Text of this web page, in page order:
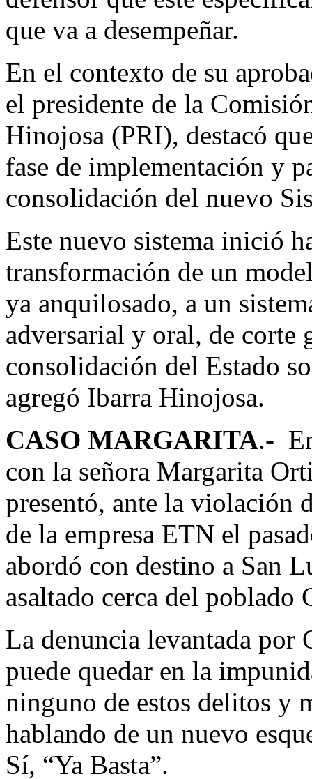
que va a desempeñar.
En el contexto de su
el presidente de la
Hinojosa (PRI), destacó
fase de implementación y
consolidación del nuevo
Este nuevo sistema inició
transformación de un
ya anquilosado, a un
adversarial y oral, de corte
consolidación del Estado
agregó Ibarra Hinojosa.
CASO MARGARITA.-
con la señora Margarita
presentó, ante la violación
de la empresa ETN el
abordó con destino a San
asaltado cerca del poblado
La denuncia levantada por
puede quedar en la
ninguno de estos delitos y
hablando de un nuevo
Sí, “Ya Basta”.